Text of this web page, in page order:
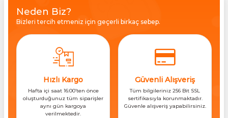
Neden Biz?
Bizleri tercih etmeniz için geçerli birkaç sebep.
Hızlı Kargo
Hafta içi saat 16:00’ten önce
oluşturduğunuz tüm siparişler
aynı gün kargoya
verilmektedir.
Güvenli Alışveriş
Tüm bilgileriniz 256 Bit SSL
sertifikasıyla korunmaktadır.
Güvenle alışveriş yapabilirsiniz.